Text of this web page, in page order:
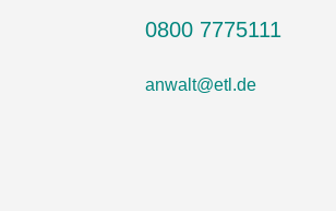
0800 7775111
anwalt@etl.de